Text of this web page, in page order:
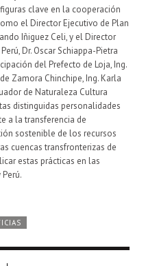
clave en la cooperación
el Director Ejecutivo de Plan
Iñiguez Celi, y el Director
Dr. Oscar Schiappa-Pietra
del Prefecto de Loja, Ing.
Zamora Chinchipe, Ing. Karla
de Naturaleza Cultura
distinguidas personalidades
a la transferencia de
sostenible de los recursos
cuencas transfronterizas de
estas prácticas en las